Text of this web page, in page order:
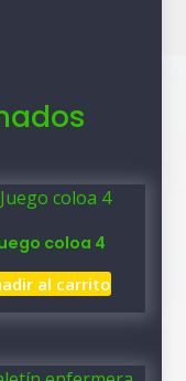
coloa 4
al carrito